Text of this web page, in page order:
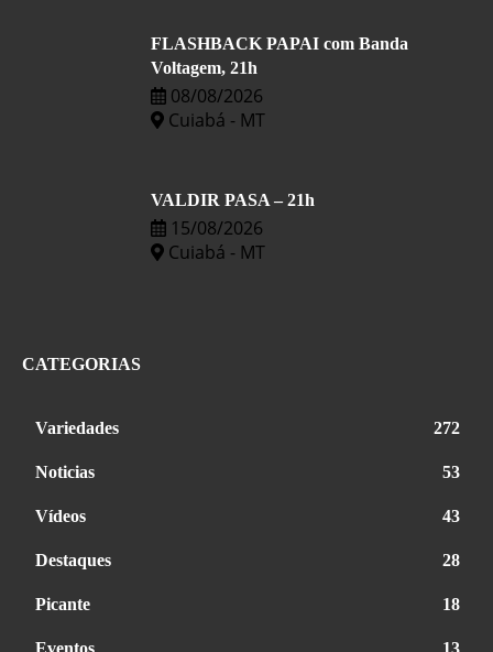
FLASHBACK PAPAI com Banda
Voltagem, 21h
08/08/2026
Cuiabá - MT
VALDIR PASA – 21h
15/08/2026
Cuiabá - MT
CATEGORIAS
Variedades 272
Noticias 53
Vídeos 43
Destaques 28
Picante 18
Eventos 13